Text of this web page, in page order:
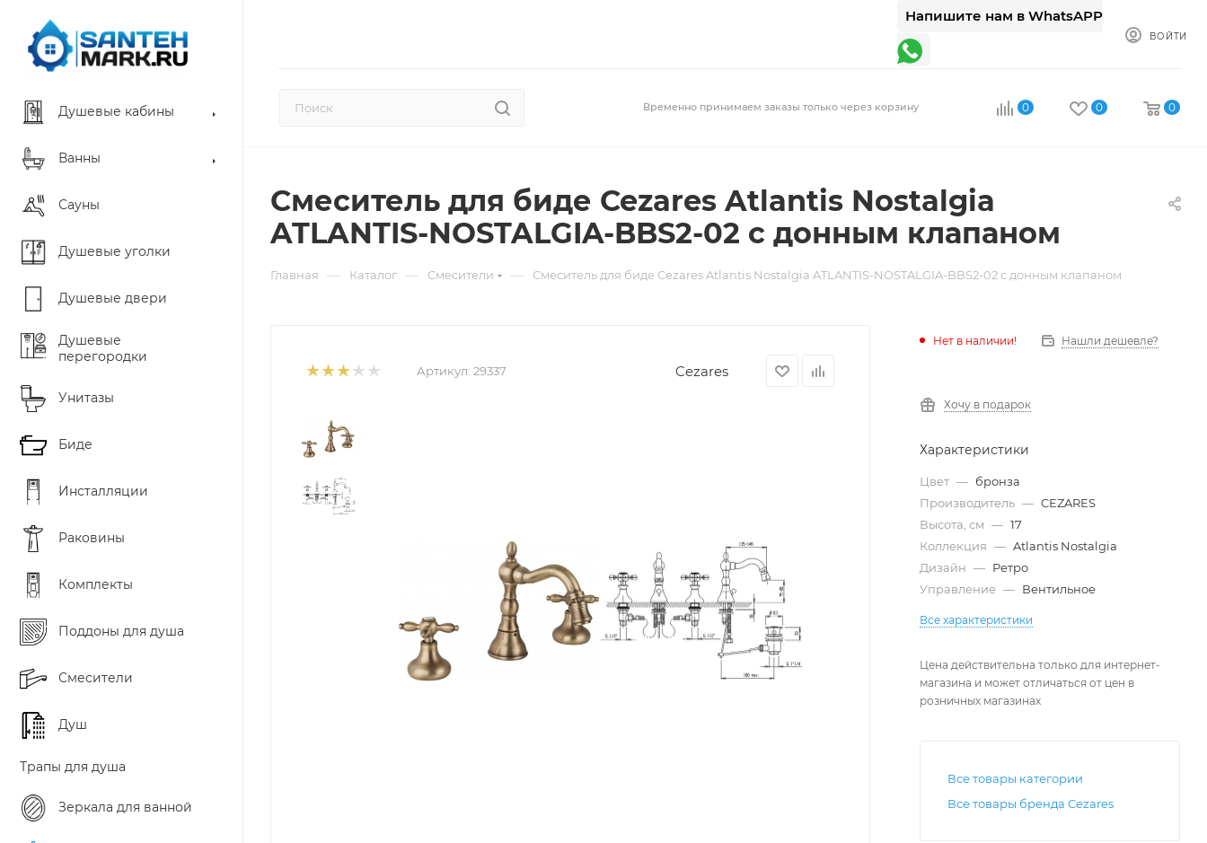
Напишите нам в WhatsAPP
ВОЙТИ
Временно принимаем заказы только через корзину 0 0 0
Душевые кабины
Ванны
Сауны
Душевые уголки
Душевые двери
Душевые
перегородки
Унитазы
Биде
Инсталляции
Раковины
Комплекты
Поддоны для душа
Смесители
Душ
Трапы для душа
Зеркала для ванной
Смеситель для биде Cezares Atlantis Nostalgia
ATLANTIS-NOSTALGIA-BBS2-02 с донным клапаном
Главная — Каталог — Смесители — Смеситель для биде Cezares Atlantis Nostalgia ATLANTIS-NOSTALGIA-BBS2-02 с донным клапаном
Артикул: 29337 Cezares
Нет в наличии! Нашли дешевле?
Хочу в подарок
Характеристики
Цвет — бронза
Производитель — CEZARES
Высота, см — 17
Коллекция — Atlantis Nostalgia
Дизайн — Ретро
Управление — Вентильное
Все характеристики
Цена действительна только для интернет-
магазина и может отличаться от цен в
розничных магазинах
Все товары категории
Все товары бренда Cezares